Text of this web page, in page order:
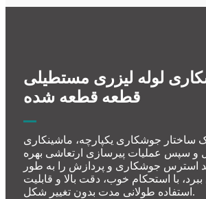
لوله لیزری مستطیلی
قطعه قطعه شده
ساختار جوشکاری یکپارچه، ماشینکاری
و سپس عملیات پیرسازی ارتعاشی بهره
استرس جوشکاری و پردازش را به طور
با استحکام خوب، دقت بالا و قابلیت
استفاده طولانی مدت بدون تغییر شکل.